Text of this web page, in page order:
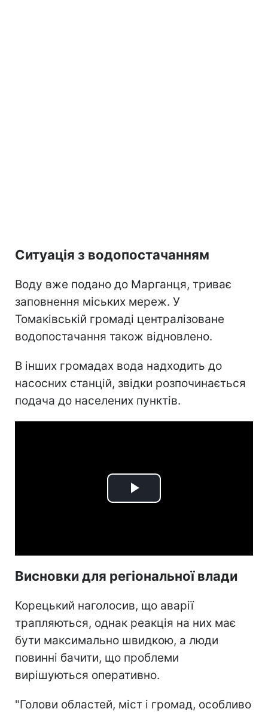
Ситуація з водопостачанням
Воду вже подано до Марганця, триває
заповнення міських мереж. У
Томаківській громаді централізоване
водопостачання також відновлено.
В інших громадах вода надходить до
насосних станцій, звідки розпочинається
подача до населених пунктів.
Play
Висновки для регіональної влади
Корецький наголосив, що аварії
трапляються, однак реакція на них має
бути максимально швидкою, а люди
повинні бачити, що проблеми
вирішуються оперативно.
"Голови областей, міст і громад, особливо